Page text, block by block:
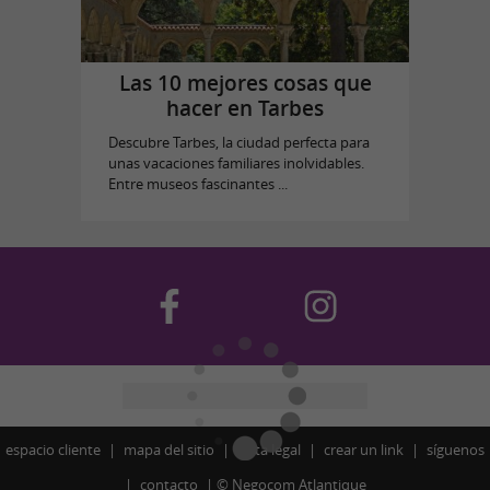
Las 10 mejores cosas que
hacer en Tarbes
Descubre Tarbes, la ciudad perfecta para
unas vacaciones familiares inolvidables.
Entre museos fascinantes ...
espacio cliente mapa del sitio nota legal crear un link
síguenos
contacto
© Negocom Atlantique